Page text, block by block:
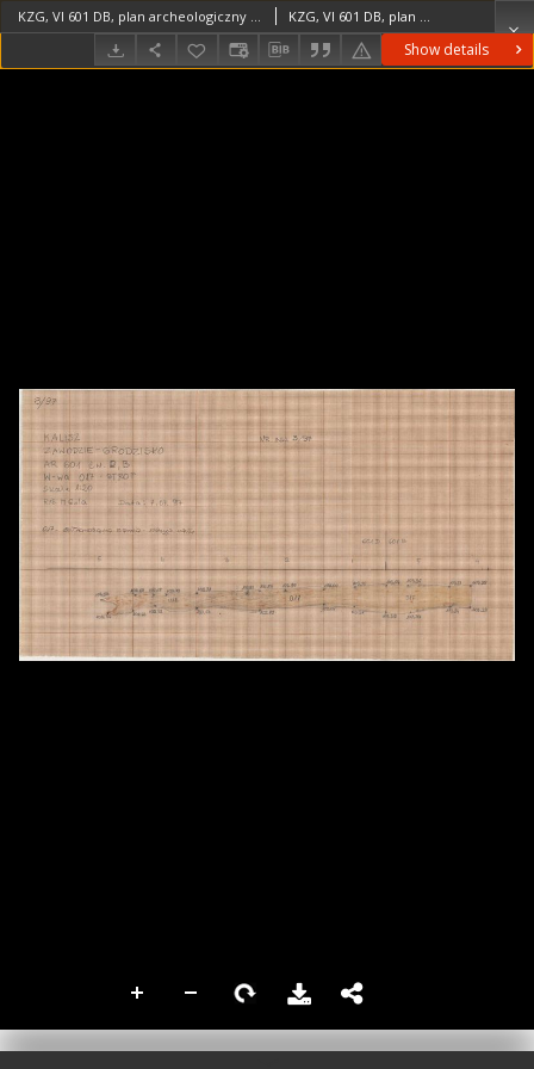
Show details
KZG, VI 601 DB, plan archeologiczny wykopu KZG, VI 601 DB, plan archeologiczny wykopu średniowiecze wczesne